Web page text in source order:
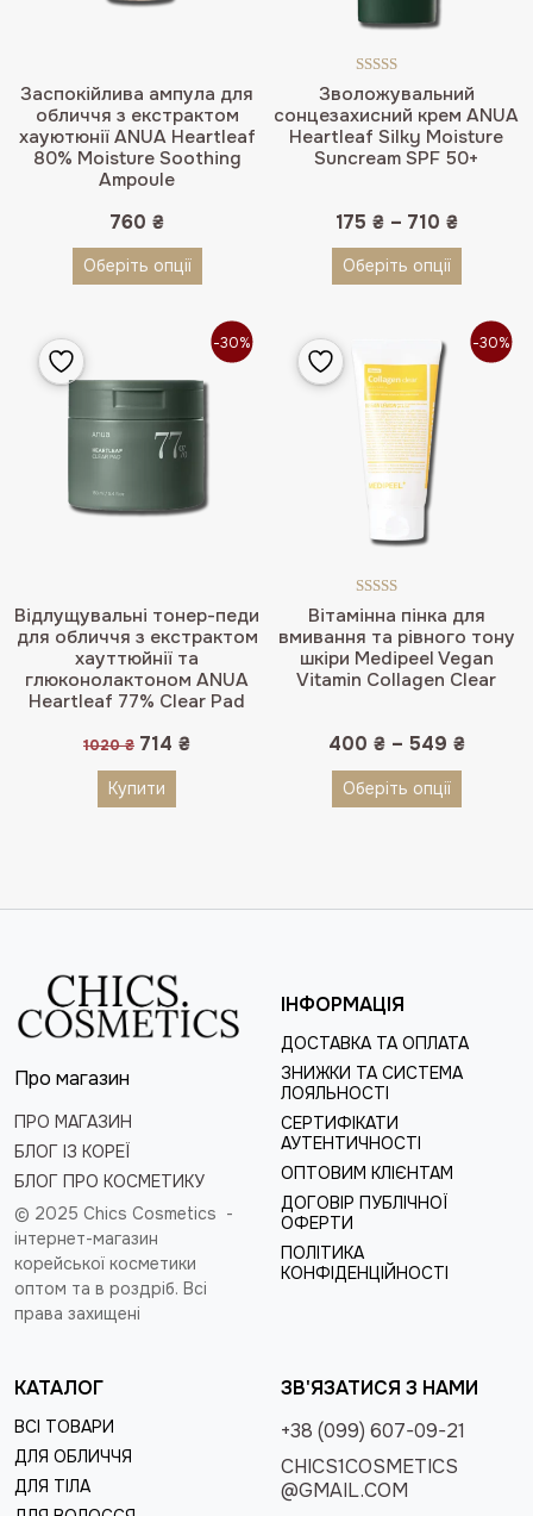
Заспокійлива ампула для
обличчя з екстрактом
хауютюнії ANUA Heartleaf
80% Moisture Soothing
Ampoule
760 ₴
Оберіть опції
Зволожувальний
сонцезахисний крем ANUA
Heartleaf Silky Moisture
Suncream SPF 50+
Оцінено в
4.50з 5
175 ₴– 710 ₴
Оберіть опції
-30%
Відлущувальні тонер-педи
для обличчя з екстрактом
хауттюйнії та
глюконолактоном ANUA
Heartleaf 77% Clear Pad
1020₴ Оригінальна
1020 ₴.
714 ₴Поточна
Купити
-30%
Вітамінна пінка для
вмивання та рівного тону
шкіри Medipeel Vegan
Vitamin Collagen Clear
Оцінено в
5.00з 5
400 ₴– 549 ₴
Оберіть опції
Про магазин
ПРО МАГАЗИН
БЛОГ ІЗ КОРЕЇ
БЛОГ ПРО КОСМЕТИКУ
© 2025 Chics Cosmetics -
інтернет-магазин
корейської косметики
оптом та в роздріб. Всі
права захищені
ІНФОРМАЦІЯ
ДОСТАВКА ТА ОПЛАТА
ЗНИЖКИ ТА СИСТЕМА
ЛОЯЛЬНОСТІ
СЕРТИФІКАТИ
АУТЕНТИЧНОСТІ
ОПТОВИМ КЛІЄНТАМ
ДОГОВІР ПУБЛІЧНОЇ
ОФЕРТИ
ПОЛІТИКА
КОНФІДЕНЦІЙНОСТІ
КАТАЛОГ
ВСІ ТОВАРИ
ДЛЯ ОБЛИЧЧЯ
ДЛЯ ТІЛА
ЗВ'ЯЗАТИСЯ З НАМИ
+38 (099) 607-09-21
CHICS1COSMETICS
@GMAIL.COM